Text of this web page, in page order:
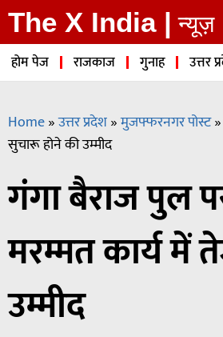
The X India | न्यूज़
होम पेज राजकाज गुनाह उत्तर
Home»उत्तर प्रदेश»मुजफ्फरनगर पोस्ट»
सुचारू होने की उम्मीद
गंगा बैराज पुल
मरम्मत कार्य में
उम्मीद